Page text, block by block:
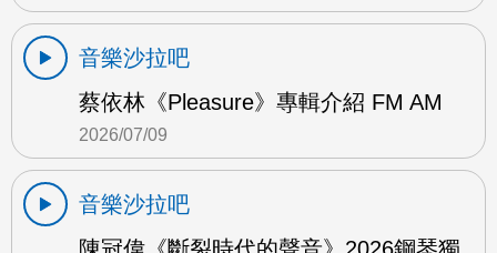
音樂沙拉吧
蔡依林《Pleasure》專輯介紹 FM AM
2026/07/09
音樂沙拉吧